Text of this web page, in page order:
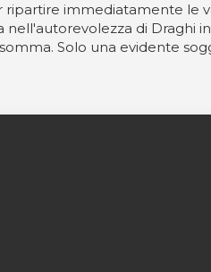
immediatamente le
di Draghi
Solo una evidente